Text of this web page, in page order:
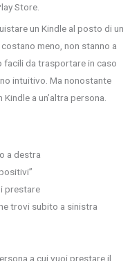
Store.
un Kindle al posto di un
meno, non stanno a
facili da trasportare in caso
intuitivo. Ma nonostante
a un’altra persona.
a destra
prestare
trovi subito a sinistra
a cui vuoi prestare il